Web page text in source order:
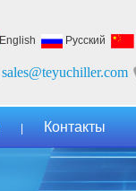
English Русский
sales@teyuchiller.com
Контакты